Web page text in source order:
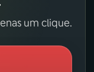
um clique.